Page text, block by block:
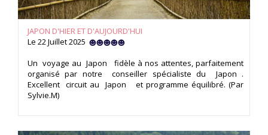
JAPON D'HIER ET D'AUJOURD'HUI
Le 22 Juillet 2025
Un voyage au Japon fidèle à nos attentes, parfaitement
organisé par notre conseiller spécialiste du Japon .
Excellent circuit au Japon et programme équilibré. (Par
Sylvie.M)